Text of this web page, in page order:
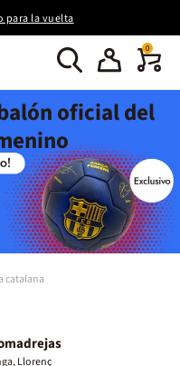
para la vuelta
0
oficial del
catalana
Llorenç